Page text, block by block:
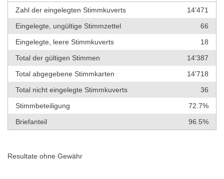
Zahl der eingelegten Stimmkuverts
14’471
Eingelegte, ungültige Stimmzettel
66
Eingelegte, leere Stimmkuverts
18
Total der gültigen Stimmen
14’387
Total abgegebene Stimmkarten
14’718
Total nicht eingelegte Stimmkuverts
36
Stimmbeteiligung
72.7%
Briefanteil
96.5%
Resultate ohne Gewähr